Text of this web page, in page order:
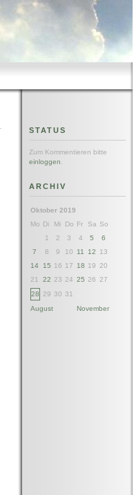
STATUS
Zum Kommentieren bitte
einloggen
ARCHIV
Oktober 2019
Mo Di Mi Do Fr Sa So
1
2 3 4 5
6
7
8 9 10 11 12
13
14
15 16 17 18 19
20
21
22 23 24 25 26
27
28
29 30 31
August
November